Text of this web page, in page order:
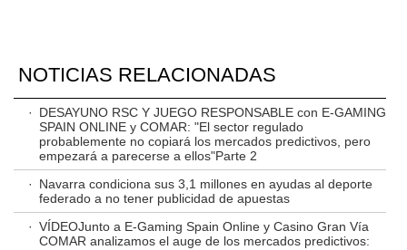
NOTICIAS RELACIONADAS
·
DESAYUNO RSC Y JUEGO RESPONSABLE con E-GAMING
SPAIN ONLINE y COMAR: "El sector regulado
probablemente no copiará los mercados predictivos, pero
empezará a parecerse a ellos"Parte 2
·
Navarra condiciona sus 3,1 millones en ayudas al deporte
federado a no tener publicidad de apuestas
· VÍDEOJunto a E-Gaming Spain Online y Casino Gran Vía
COMAR analizamos el auge de los mercados predictivos: